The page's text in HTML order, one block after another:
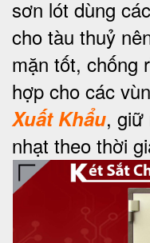
sơn lót dùng
cho tàu thuỷ
mặn tốt, chống
hợp cho các
Xuất Khẩu, giữ
nhạt theo thời